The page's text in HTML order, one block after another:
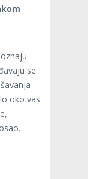
se
oko vas